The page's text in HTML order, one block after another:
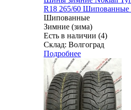
R18 265/60 Шипованные
Шипованные
Зимние (зима)
Есть в наличии (4)
Склад: Волгоград
Подробнее